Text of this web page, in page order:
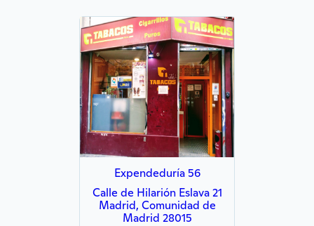
Expendeduría 56
Calle de Hilarión Eslava 21
Madrid, Comunidad de
Madrid 28015